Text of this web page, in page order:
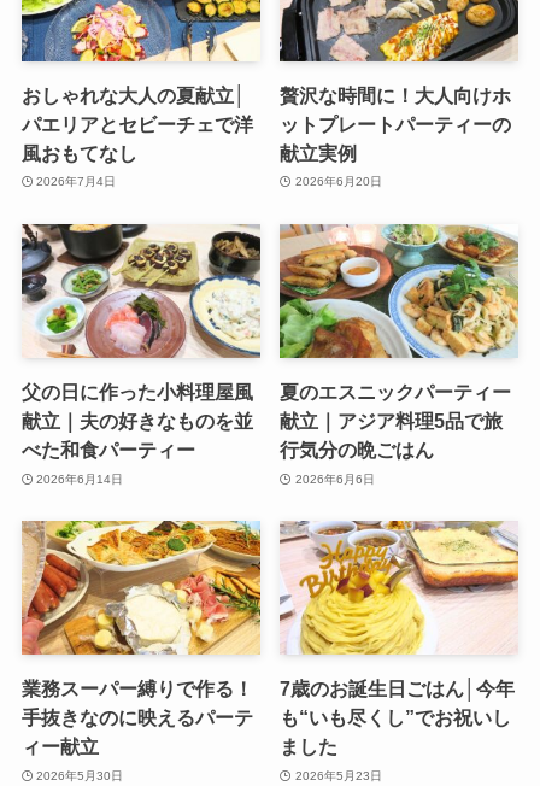
おしゃれな大人の夏献立│
パエリアとセビーチェで洋
風おもてなし
2026年7月4日
贅沢な時間に！大人向けホ
ットプレートパーティーの
献立実例
2026年6月20日
父の日に作った小料理屋風
献立｜夫の好きなものを並
べた和食パーティー
2026年6月14日
夏のエスニックパーティー
献立｜アジア料理5品で旅
行気分の晩ごはん
2026年6月6日
業務スーパー縛りで作る！
手抜きなのに映えるパーテ
ィー献立
2026年5月30日
7歳のお誕生日ごはん│今年
も“いも尽くし”でお祝いし
ました
2026年5月23日